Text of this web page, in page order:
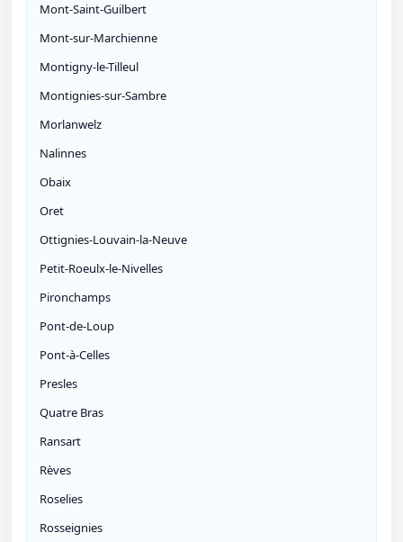
Mont-Saint-Guilbert
Mont-sur-Marchienne
Montigny-le-Tilleul
Montignies-sur-Sambre
Morlanwelz
Nalinnes
Obaix
Oret
Ottignies-Louvain-la-Neuve
Petit-Roeulx-le-Nivelles
Pironchamps
Pont-de-Loup
Pont-à-Celles
Presles
Quatre Bras
Ransart
Rèves
Roselies
Rosseignies